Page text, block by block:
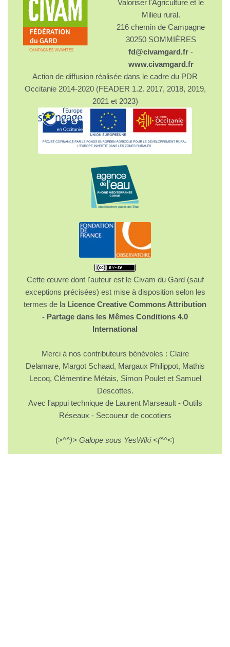
Valoriser l'Agriculture et le
Milieu rural.
216 chemin de Campagne
30250 SOMMIÈRES
fd@civamgard.fr -
www.civamgard.fr
Action de diffusion réalisée dans le cadre du PDR
Occitanie 2014-2020 (FEADER 1.2. 2017, 2018, 2019,
2021 et 2023)
Cette œuvre dont l'auteur est le Civam du Gard (sauf
exceptions précisées) est mise à disposition selon les
termes de la Licence Creative Commons Attribution
- Partage dans les Mêmes Conditions 4.0
International
Merci à nos contributeurs bénévoles : Claire
Delamare, Margot Schaad, Margaux Philippot, Mathis
Lecoq, Clémentine Métais, Simon Poulet et Samuel
Descottes.
Avec l'appui technique de Laurent Marseault - Outils
Réseaux - Secoueur de cocotiers
(>^^)> Galope sous YesWiki <(^^<)